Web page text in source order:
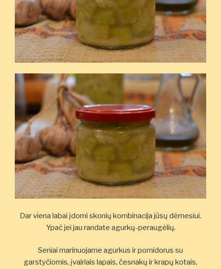
Dar viena labai įdomi skonių kombinacija jūsų dėmesiui.
Ypač jei jau randate agurkų-peraugėlių.
Seniai marinuojame agurkus ir pomidorus su
garstyčiomis, įvairiais lapais, česnakų ir krapų kotais,